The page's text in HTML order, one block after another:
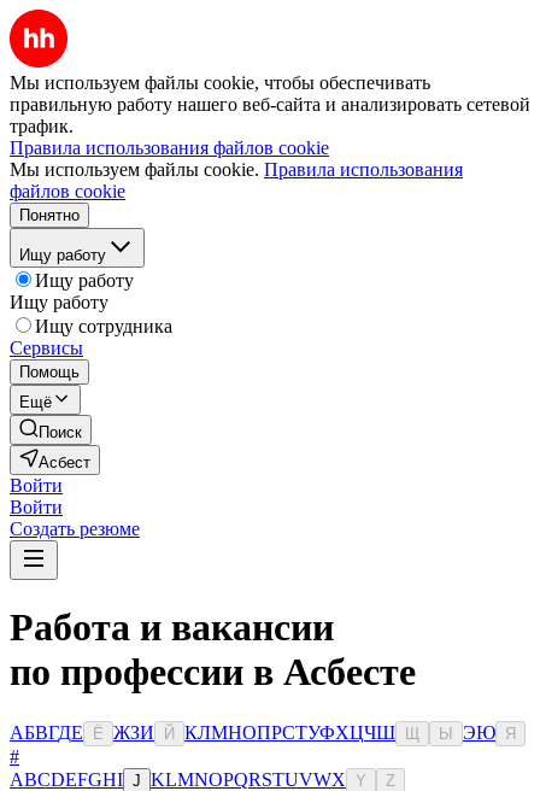
Мы используем файлы cookie, чтобы обеспечивать
правильную работу нашего веб-сайта и анализировать сетевой
трафик.
Правила использования файлов cookie
Мы используем файлы cookie. Правила использования
файлов cookie
Понятно
Ищу работу
Ищу работу
Ищу работу
Ищу сотрудника
Сервисы
Помощь
Ещё
Поиск
Асбест
Войти
Войти
Создать резюме
Работа и вакансии
по профессии в Асбесте
АБВГДЕ Ё ЖЗИ Й КЛМНОПРСТУФХЦЧШ Ы ЭЮ Я
#
ABCDEFGHI J KLMNOPQRSTUVWX Y Z